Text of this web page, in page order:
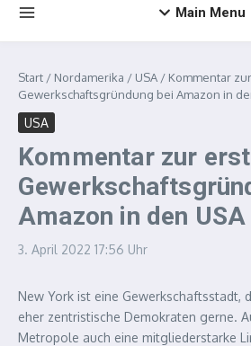
Main Menu
Start / Nordamerika / USA / Kommentar
Gewerkschaftsgründung bei Amazon in
USA
Kommentar zur
Amazon in den USA
3. April 2022 17:56 Uhr
New York ist eine Gewerkschaftsstadt,
eher zentristische Demokraten gerne.
Metropole auch eine mitgliederstarke